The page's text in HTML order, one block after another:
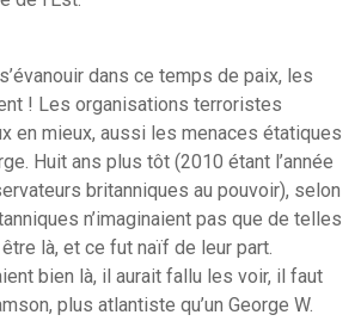
dans ce temps de paix, les
! Les organisations terroristes
en mieux, aussi les menaces étatiques
Huit ans plus tôt (2010 étant l’année
britanniques au pouvoir), selon
n’imaginaient pas que de telles
là, et ce fut naïf de leur part.
bien là, il aurait fallu les voir, il faut
plus atlantiste qu’un George W.